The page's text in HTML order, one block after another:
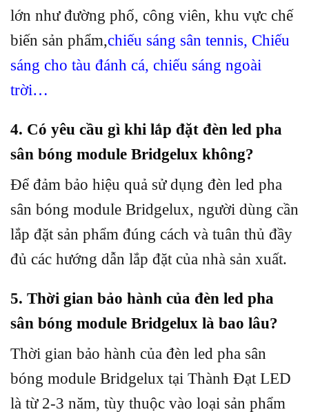
lớn như đường phố, công viên, khu vực chế
biến sản phẩm,chiếu sáng sân tennis, Chiếu
sáng cho tàu đánh cá, chiếu sáng ngoài
trời…
4. Có yêu cầu gì khi lắp đặt đèn led pha
sân bóng module Bridgelux không?
Để đảm bảo hiệu quả sử dụng đèn led pha
sân bóng module Bridgelux, người dùng cần
lắp đặt sản phẩm đúng cách và tuân thủ đầy
đủ các hướng dẫn lắp đặt của nhà sản xuất.
5. Thời gian bảo hành của đèn led pha
sân bóng module Bridgelux là bao lâu?
Thời gian bảo hành của đèn led pha sân
bóng module Bridgelux tại Thành Đạt LED
là từ 2-3 năm, tùy thuộc vào loại sản phẩm